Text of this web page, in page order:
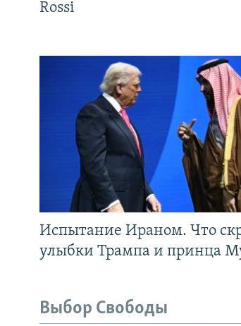
Rossi
Испытание Ираном. Что
улыбки Трампа и принца
Выбор Свободы